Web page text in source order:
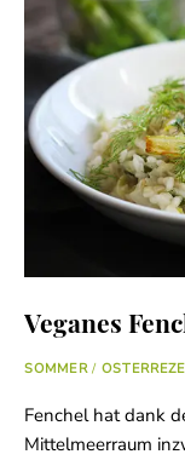
Veganes
SOMMER/
Fenchel hat dank
Mittelmeerraum